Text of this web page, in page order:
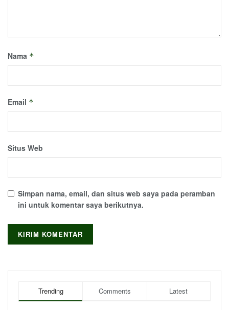
Nama *
Email *
Situs Web
Simpan nama, email, dan situs web saya pada peramban
ini untuk komentar saya berikutnya.
Trending Comments Latest